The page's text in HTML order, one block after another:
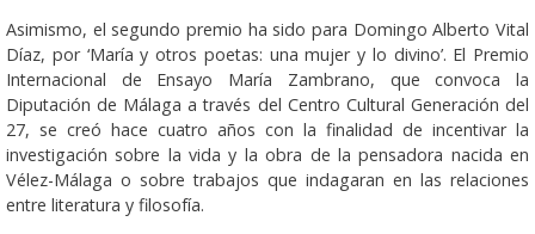
Asimismo, el segundo premio ha sido para Domingo Alberto Vital
Díaz, por ‘María y otros poetas: una mujer y lo divino’. El Premio
Internacional de Ensayo María Zambrano, que convoca la
Diputación de Málaga a través del Centro Cultural Generación del
27, se creó hace cuatro años con la finalidad de incentivar la
investigación sobre la vida y la obra de la pensadora nacida en
Vélez-Málaga o sobre trabajos que indagaran en las relaciones
entre literatura y filosofía.